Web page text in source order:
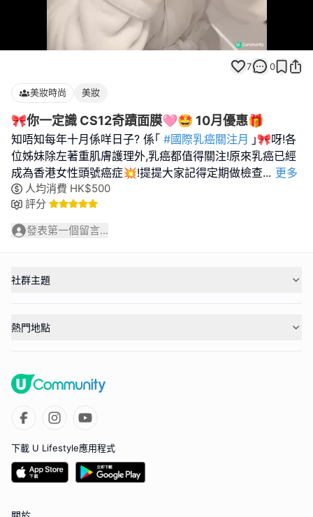
Loaded
100.00%
7 0
美妝時尚 美妝
🎀你一定識 CS12奇蹟面膜🩷🤩 10月優惠🎁
知唔知每年十月係咩日子? 係｢ #國際乳癌關注月 ｣🎀呀!各
位姊妹除左著重肌膚護理外,乳癌都值得關注!原來乳癌已經
成為香港女性頭號癌症💥!提提大家記得定期做檢查... 更多
人均消費 HK$500
評分
發表第一個留言...
社群主題
熱門地點
下載 U Lifestyle應用程式